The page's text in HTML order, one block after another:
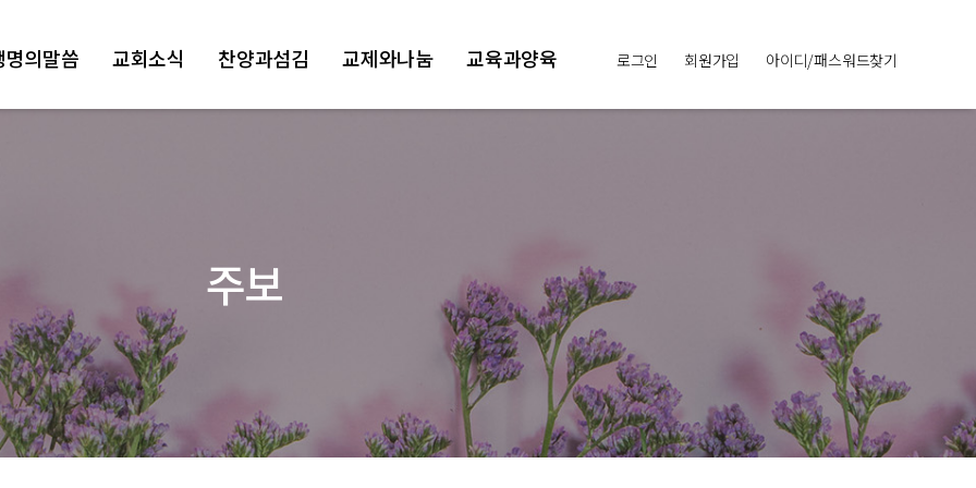
로그인 회원가입 아이디/패스워드찾기
명의말씀 교회소식 찬양과섬김 교제와나눔 교육과양육
주보